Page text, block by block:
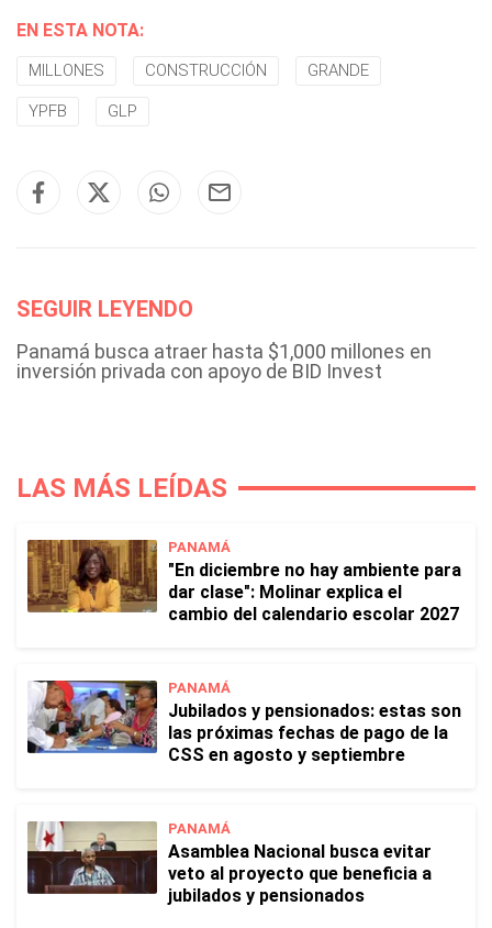
EN ESTA NOTA:
MILLONES CONSTRUCCIÓN GRANDE
YPFB GLP
SEGUIR LEYENDO
Panamá busca atraer hasta $1,000 millones en
inversión privada con apoyo de BID Invest
LAS MÁS LEÍDAS
PANAMÁ
"En diciembre no hay ambiente para
dar clase": Molinar explica el
cambio del calendario escolar 2027
PANAMÁ
Jubilados y pensionados: estas son
las próximas fechas de pago de la
CSS en agosto y septiembre
PANAMÁ
Asamblea Nacional busca evitar
veto al proyecto que beneficia a
jubilados y pensionados